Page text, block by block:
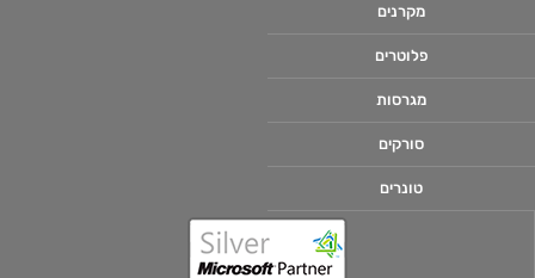
מקרנים
פלוטרים
מגרסות
סורקים
טונרים